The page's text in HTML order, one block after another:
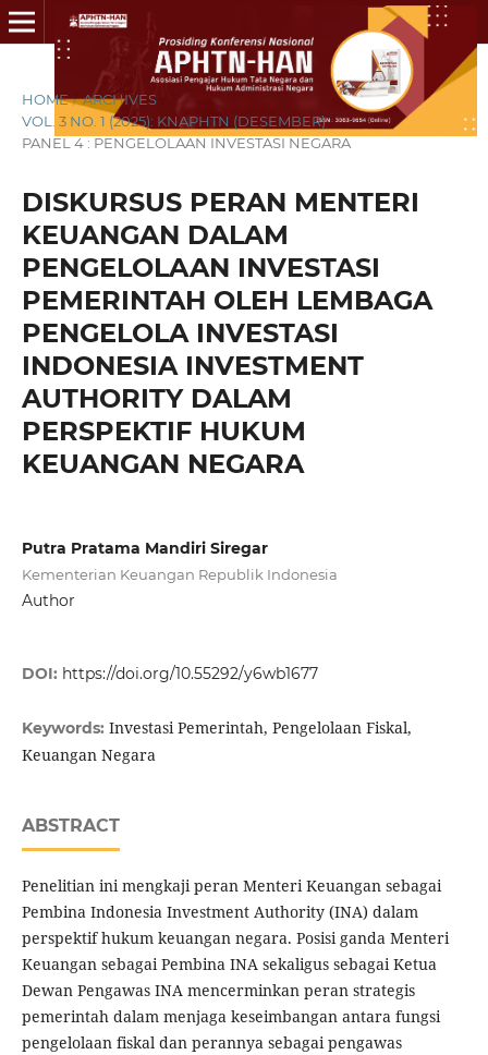
HOME / ARCHIVES
VOL. 3 NO. 1 (2025): KNAPHTN (DESEMBER) /
PANEL 4 : PENGELOLAAN INVESTASI NEGARA
DISKURSUS PERAN MENTERI
KEUANGAN DALAM
PENGELOLAAN INVESTASI
PEMERINTAH OLEH LEMBAGA
PENGELOLA INVESTASI
INDONESIA INVESTMENT
AUTHORITY DALAM
PERSPEKTIF HUKUM
KEUANGAN NEGARA
Putra Pratama Mandiri Siregar
Kementerian Keuangan Republik Indonesia
Author
DOI: https://doi.org/10.55292/y6wb1677
Keywords: Investasi Pemerintah, Pengelolaan Fiskal,
Keuangan Negara
ABSTRACT
Penelitian ini mengkaji peran Menteri Keuangan sebagai
Pembina Indonesia Investment Authority (INA) dalam
perspektif hukum keuangan negara. Posisi ganda Menteri
Keuangan sebagai Pembina INA sekaligus sebagai Ketua
Dewan Pengawas INA mencerminkan peran strategis
pemerintah dalam menjaga keseimbangan antara fungsi
pengelolaan fiskal dan perannya sebagai pengawas